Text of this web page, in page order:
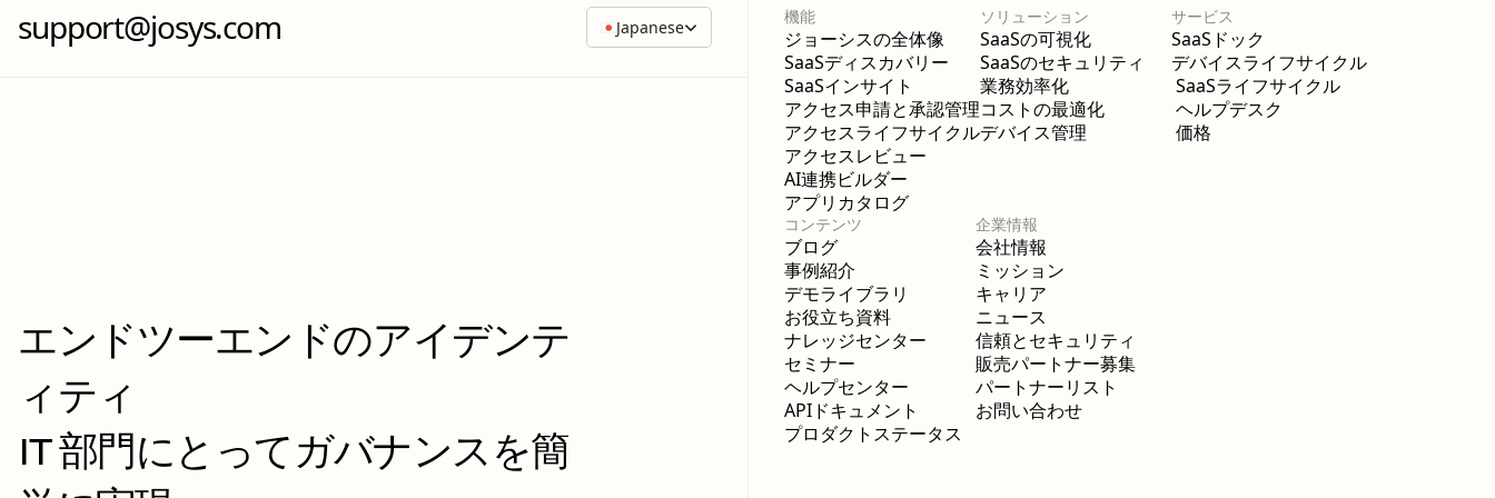
support@josys.com Japanese
エンドツーエンドのアイデンテ
ィティ
IT 部門にとってガバナンスを簡
機能
ジョーシスの全体像
SaaSディスカバリー
SaaSインサイト
アクセス申請と承認管理
アクセスライフサイクル
アクセスレビュー
AI連携ビルダー
アプリカタログ
ソリューション
SaaSの可視化
SaaSのセキュリティ
業務効率化
コストの最適化
デバイス管理
サービス
SaaSドック
デバイスライフサイクル
SaaSライフサイクル
ヘルプデスク
価格
コンテンツ
ブログ
事例紹介
デモライブラリ
お役立ち資料
ナレッジセンター
セミナー
ヘルプセンター
APIドキュメント
プロダクトステータス
企業情報
会社情報
ミッション
キャリア
ニュース
信頼とセキュリティ
販売パートナー募集
パートナーリスト
お問い合わせ